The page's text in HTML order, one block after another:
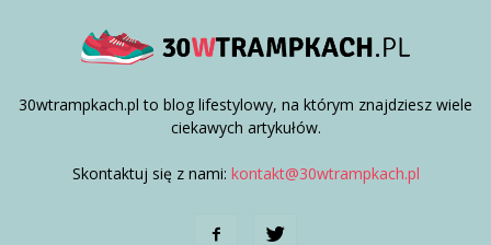
30wtrampkach.pl to blog lifestylowy, na którym znajdziesz wiele
ciekawych artykułów.
Skontaktuj się z nami: kontakt@30wtrampkach.pl